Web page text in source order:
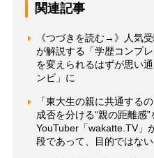
関連記事
《つづきを読む→》人気
が解説する「学歴コンプ
を変えられるはずが思い
ンビ」に
「東大生の親に共通する
成否を分ける“親の距離感
YouTuber「wakatte.TV
段であって、目的ではない